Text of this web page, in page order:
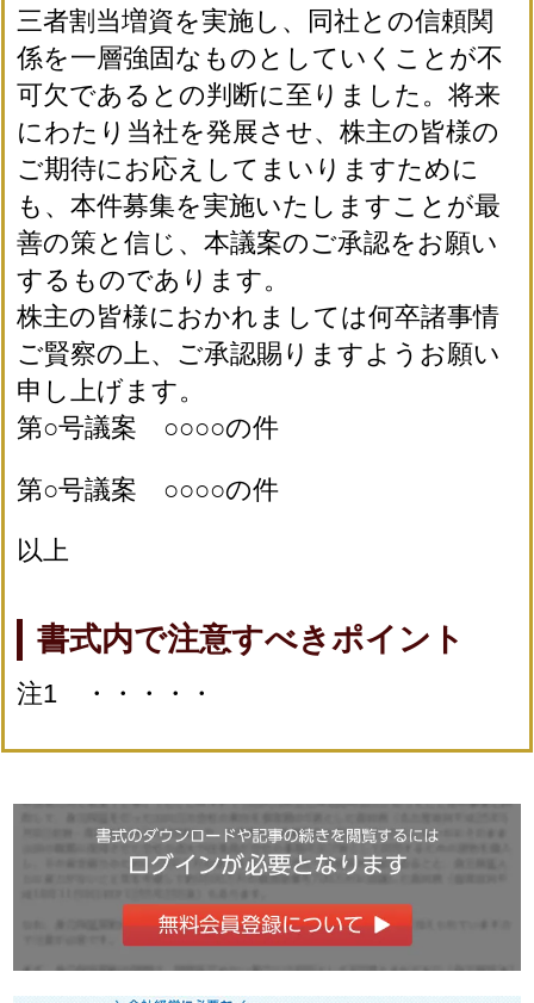
三者割当増資を実施し、同社との信頼関
係を一層強固なものとしていくことが不
可欠であるとの判断に至りました。将来
にわたり当社を発展させ、株主の皆様の
ご期待にお応えしてまいりますために
も、本件募集を実施いたしますことが最
善の策と信じ、本議案のご承認をお願い
するものであります。
株主の皆様におかれましては何卒諸事情
ご賢察の上、ご承認賜りますようお願い
申し上げます。
第○号議案 ○○○○の件
第○号議案 ○○○○の件
以上
書式内で注意すべきポイント
注1 ・・・・・